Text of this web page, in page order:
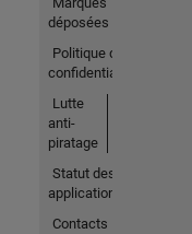
déposées
Politique de
confidentialité
Lutte
anti-
piratage
Statut des
applications
Contacts